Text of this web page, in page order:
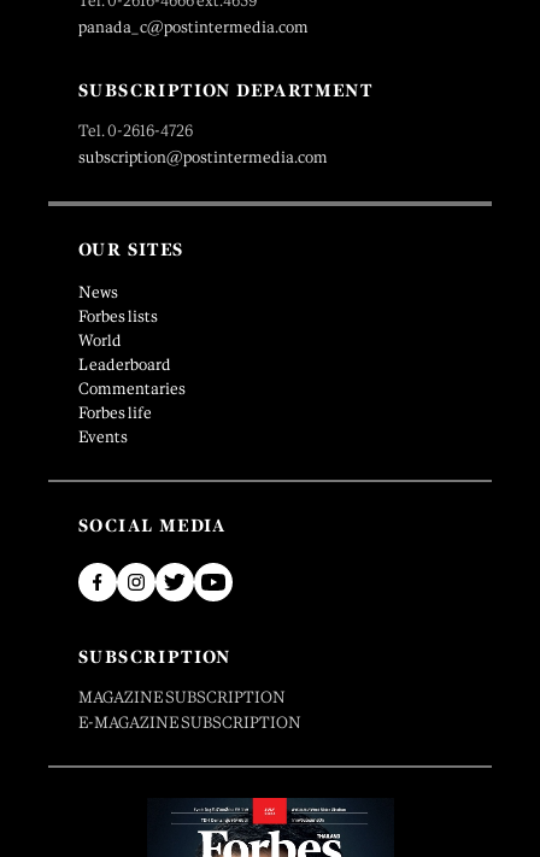
panada_c@postintermedia.com
SUBSCRIPTION DEPARTMENT
Tel. 0-2616-4726
subscription@postintermedia.com
OUR SITES
News
Forbes lists
World
Leaderboard
Commentaries
Forbes life
Events
SOCIAL MEDIA
SUBSCRIPTION
MAGAZINE SUBSCRIPTION
E-MAGAZINE SUBSCRIPTION